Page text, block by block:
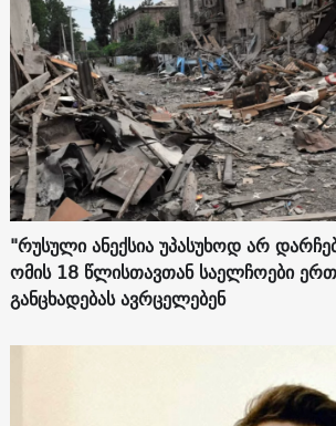
"რუსული ანექსია უპასუხოდ არ
ომის 18 წლისთავთან საელჩოები
განცხადებას ავრცელებენ